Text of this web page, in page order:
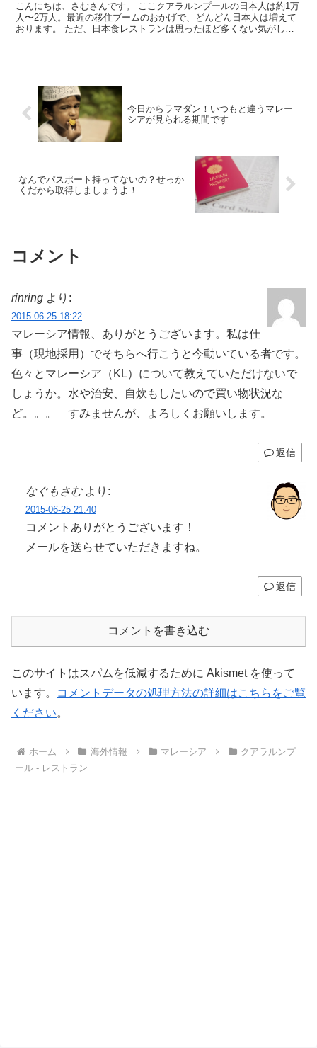
こんにちは、さむさんです。 ここクアラルンプールの日本人は約1万
人〜2万人。最近の移住ブームのおかげで、どんどん日本人は増えて
おります。 ただ、日本食レストランは思ったほど多くない気がしま
今日からラマダン！いつもと違うマレー
シアが見られる期間です
なんでパスポート持ってないの？せっか
くだから取得しましょうよ！
コメント
rinring より:
2015-06-25 18:22
マレーシア情報、ありがとうございます。私は仕
事（現地採用）でそちらへ行こうと今動いている者です。
色々とマレーシア（KL）について教えていただけないで
しょうか。水や治安、自炊もしたいので買い物状況な
ど。。。 すみませんが、よろしくお願いします。
返信
なぐもさむ より:
2015-06-25 21:40
コメントありがとうございます！
メールを送らせていただきますね。
返信
コメントを書き込む
このサイトはスパムを低減するために Akismet を使って
います。
コメントデータの処理方法の詳細はこちらをご覧
ください。
ホーム 海外情報 マレーシア
クアラルンプ
ール - レストラン